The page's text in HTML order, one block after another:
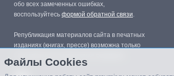
обо всех замеченных ошибках,
воспользуйтесь формой обратной связи.
Републикация материалов сайта в печатных
изданиях (книгах, прессе) возможна только
Файлы Cookies